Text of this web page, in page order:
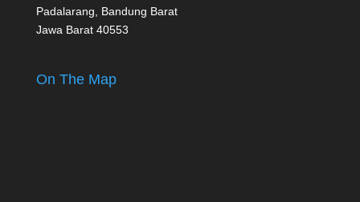
Padalarang, Bandung Barat
Jawa Barat 40553
On The Map